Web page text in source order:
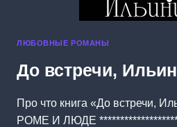
ЛЮБОВНЫЕ РОМАНЫ
До встречи,
Про что книга «До встречи,
РОМЕ И ЛЮДЕ